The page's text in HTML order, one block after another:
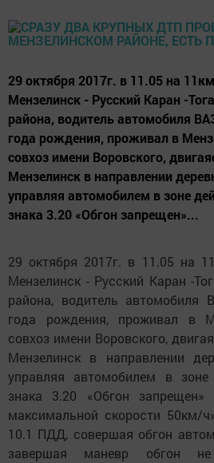
29 октября 2017г. в 11.05 на
Мензелинск - Русский Каран -
района, водитель автомобиля
года рождения, проживал в
совхоз имени Воровского,
Мензелинск в направлении
управляя автомобилем в зоне
знака 3.20 «Обгон запрещен»...
29 октября 2017г. в 11.05 на
Мензелинск - Русский Каран -
района, водитель автомобиля
года рождения, проживал в
совхоз имени Воровского,
Мензелинск в направлении
управляя автомобилем в зоне
знака 3.20 «Обгон запрещен»
максимальной скорости 50км/
10.1 ПДД, совершая обгон
завершая маневр обгон